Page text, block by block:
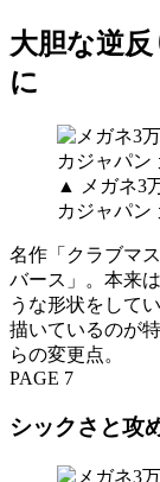
大胆な逆
に
▲ メガネ3
カジャパン
名作「クラブマ
バース」。本来
うな形状をして
描いているのが
らの変更点。
PAGE 7
シックさと攻